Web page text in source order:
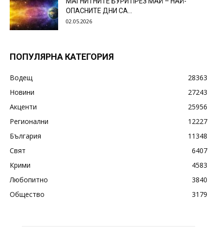
ОПАСНИТЕ ДНИ СА…
02.05.2026
ПОПУЛЯРНА КАТЕГОРИЯ
Водещ
28363
Новини
27243
Акценти
25956
Регионални
12227
България
11348
Свят
6407
Крими
4583
Любопитно
3840
Общество
3179